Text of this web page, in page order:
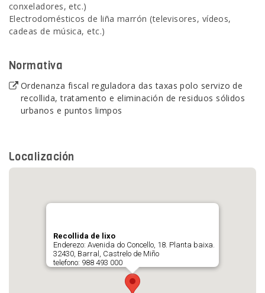
conxeladores, etc.)
Electrodomésticos de liña marrón (televisores, vídeos,
cadeas de música, etc.)
Normativa
Ordenanza fiscal reguladora das taxas polo servizo de
recollida, tratamento e eliminación de residuos sólidos
urbanos e puntos limpos
Localización